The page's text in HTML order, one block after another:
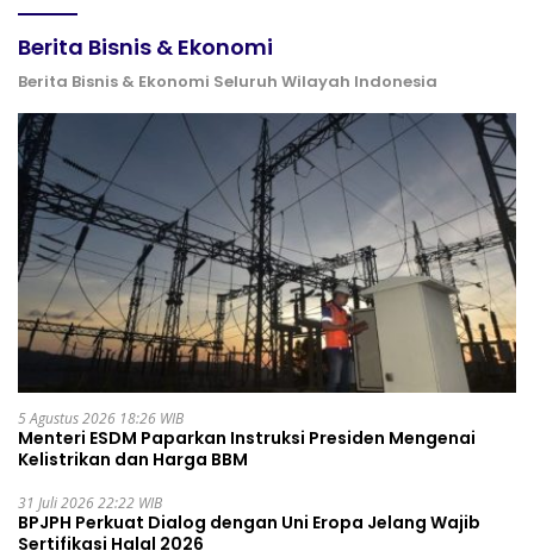
Berita Bisnis & Ekonomi
Berita Bisnis & Ekonomi Seluruh Wilayah Indonesia
5 Agustus 2026 18:26 WIB
Menteri ESDM Paparkan Instruksi Presiden Mengenai
Kelistrikan dan Harga BBM
31 Juli 2026 22:22 WIB
BPJPH Perkuat Dialog dengan Uni Eropa Jelang Wajib
Sertifikasi Halal 2026